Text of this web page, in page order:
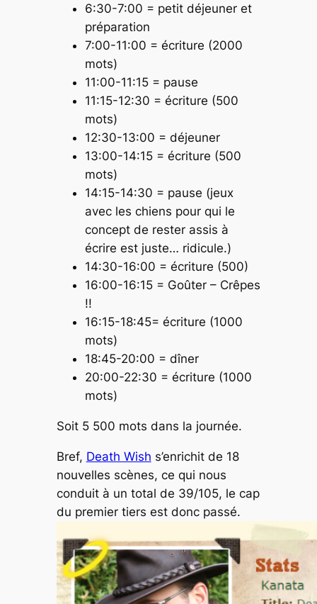
6:30-7:00 = petit déjeuner et
préparation
7:00-11:00 = écriture (2000
mots)
11:00-11:15 = pause
11:15-12:30 = écriture (500
mots)
12:30-13:00 = déjeuner
13:00-14:15 = écriture (500
mots)
14:15-14:30 = pause (jeux
avec les chiens pour qui le
concept de rester assis à
écrire est juste… ridicule.)
14:30-16:00 = écriture (500)
16:00-16:15 = Goûter – Crêpes
!!
16:15-18:45= écriture (1000
mots)
18:45-20:00 = dîner
20:00-22:30 = écriture (1000
mots)
Soit 5 500 mots dans la journée.
Bref, Death Wish s’enrichit de 18
nouvelles scènes, ce qui nous
conduit à un total de 39/105, le cap
du premier tiers est donc passé.